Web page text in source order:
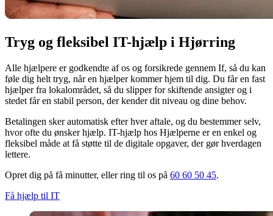
Tryg og fleksibel IT-hjælp i Hjørring
Alle hjælpere er godkendte af os og forsikrede gennem If, så du kan
føle dig helt tryg, når en hjælper kommer hjem til dig. Du får en fast
hjælper fra lokalområdet, så du slipper for skiftende ansigter og i
stedet får en stabil person, der kender dit niveau og dine behov.
Betalingen sker automatisk efter hver aftale, og du bestemmer selv,
hvor ofte du ønsker hjælp. IT-hjælp hos Hjælperne er en enkel og
fleksibel måde at få støtte til de digitale opgaver, der gør hverdagen
lettere.
Opret dig på få minutter, eller ring til os på 60 60 50 45.
Få hjælp til IT